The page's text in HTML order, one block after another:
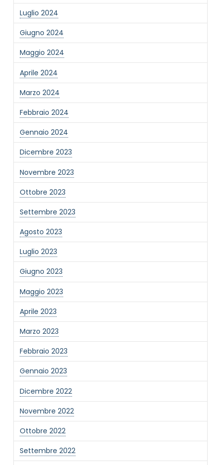
Luglio 2024
Giugno 2024
Maggio 2024
Aprile 2024
Marzo 2024
Febbraio 2024
Gennaio 2024
Dicembre 2023
Novembre 2023
Ottobre 2023
Settembre 2023
Agosto 2023
Luglio 2023
Giugno 2023
Maggio 2023
Aprile 2023
Marzo 2023
Febbraio 2023
Gennaio 2023
Dicembre 2022
Novembre 2022
Ottobre 2022
Settembre 2022
Informativa Privacy
Ho preso visione dell'informativa privacy
Privacy Policy completa
Newsletter
Desidero rimanere aggiornato sulle ultime
novità dell'Associazione tramite l'iscrizione alla
newsletter
Invia